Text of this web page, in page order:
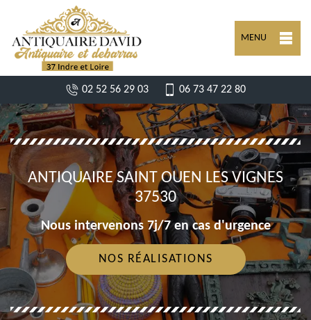
MENU
02 52 56 29 03 06 73 47 22 80
ANTIQUAIRE SAINT OUEN LES VIGNES
37530
Nous intervenons 7j/7 en cas d'urgence
NOS RÉALISATIONS